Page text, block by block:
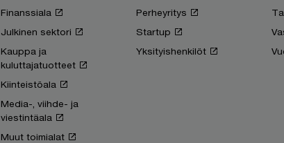
Finanssiala
Julkinen sektori
Kauppa ja
kuluttajatuotteet
Kiinteistöala
Media-, viihde- ja
viestintäala
Muut toimialat
Perheyritys
Startup
Yksityishenkilöt